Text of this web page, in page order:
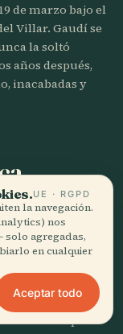
de marzo bajo el
Villar. Gaudí se
la soltó
años después,
inacabadas y
Marruecos
ardieron
eran
el orden
semanas en
del Eixample.
UE · RGPD
la navegación.
nos
solo agregadas,
en cualquier
Aceptar todo